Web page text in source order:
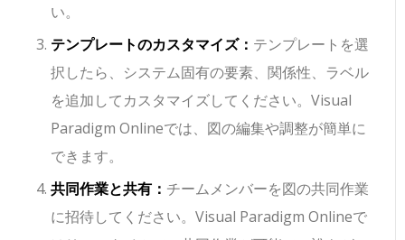
い。
テンプレートのカスタマイズ： テンプレートを選
択したら、システム固有の要素、関係性、ラベル
を追加してカスタマイズしてください。Visual
Paradigm Onlineでは、図の編集や調整が簡単に
できます。
共同作業と共有： チームメンバーを図の共同作業
に招待してください。Visual Paradigm Onlineで